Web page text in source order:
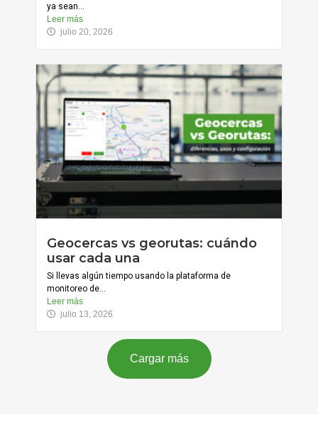
ya sean...
Leer más
julio 20, 2026
Geocercas vs georutas: cuándo
usar cada una
Si llevas algún tiempo usando la plataforma de
monitoreo de...
Leer más
julio 13, 2026
Cargar más